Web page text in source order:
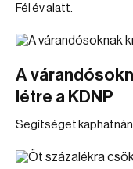
Fél év alatt.
A
létre a KDNP
Segítséget